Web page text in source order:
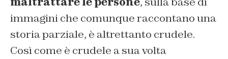
immagini che comunque raccontano una
storia parziale, è altrettanto crudele.
Così come è crudele a sua volta